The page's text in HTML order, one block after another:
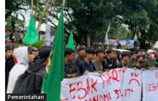
Pemerintahan